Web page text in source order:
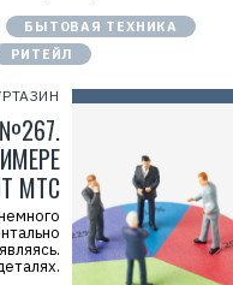
БЫТОВАЯ ТЕХНИКА
РИТЕЙЛ
МТС